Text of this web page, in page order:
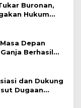
Buronan,
Hukum
Depan
Berhasil
dan Dukung
Dugaan